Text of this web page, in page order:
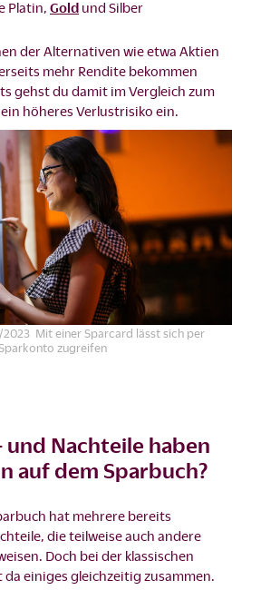
Platin, Gold und Silber
der Alternativen wie etwa Aktien
mehr Rendite bekommen
gehst du damit im Vergleich zum
höheres Verlustrisiko ein.
Mit einer Sparcard lässt sich per
zugreifen
und Nachteile haben
auf dem Sparbuch?
hat mehrere bereits
die teilweise auch andere
Doch bei der klassischen
einiges gleichzeitig zusammen.